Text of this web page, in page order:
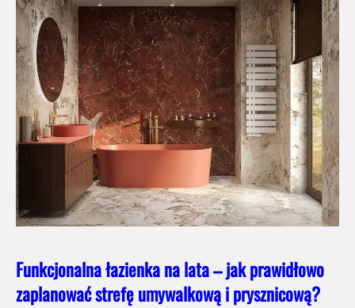
Funkcjonalna łazienka na lata – jak prawidłowo
zaplanować strefę umywalkową i prysznicową?